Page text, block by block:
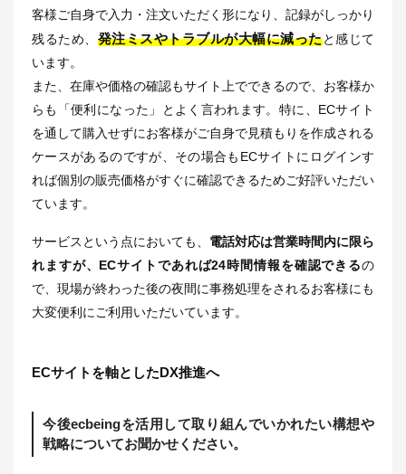
客様ご自身で入力・注文いただく形になり、記録がしっかり
残るため、 発注ミスやトラブルが大幅に減ったと感じて
います。
また、在庫や価格の確認もサイト上でできるので、お客様か
らも「便利になった」とよく言われます。特に、ECサイト
を通して購入せずにお客様がご自身で見積もりを作成される
ケースがあるのですが、その場合もECサイトにログインす
れば個別の販売価格がすぐに確認できるためご好評いただい
ています。
サービスという点においても、 電話対応は営業時間内に限ら
れますが、ECサイトであれば24時間情報を確認できるの
で、現場が終わった後の夜間に事務処理をされるお客様にも
大変便利にご利用いただいています。
ECサイトを軸としたDX推進へ
今後ecbeingを活用して取り組んでいかれたい構想や
戦略についてお聞かせください。